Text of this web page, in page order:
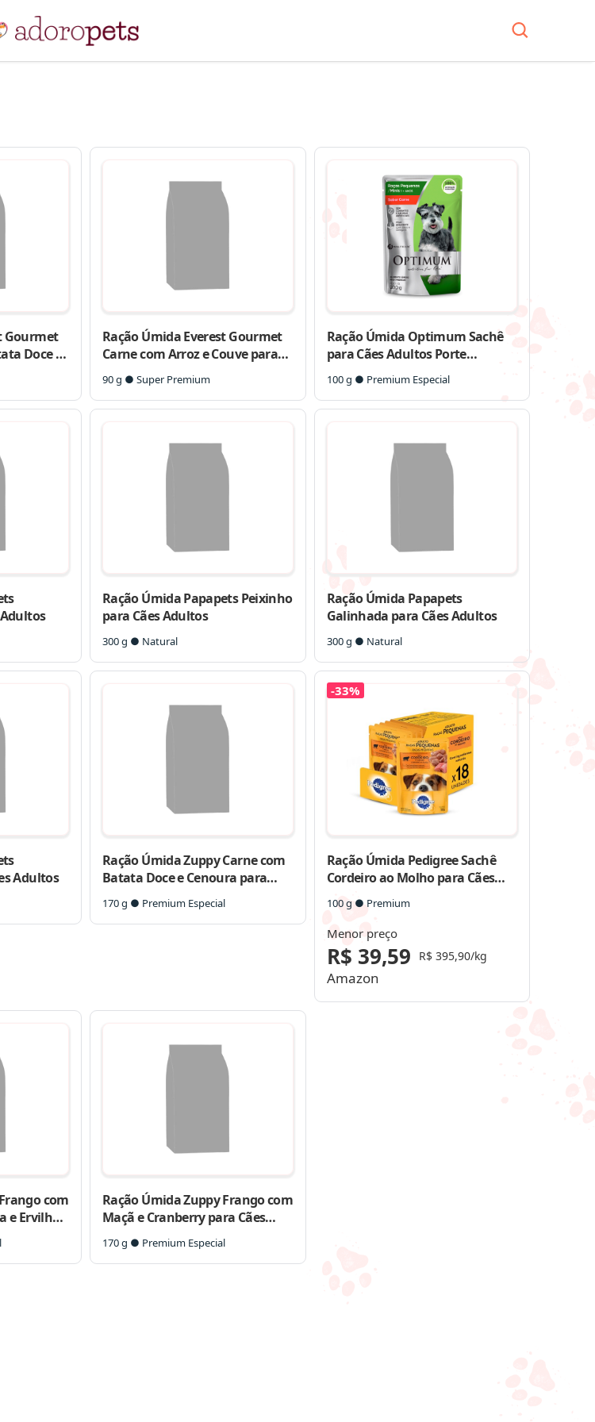
Gourmet
Doce e
Ração Úmida Everest Gourmet
Carne com Arroz e Couve para
Cães
90 g ● Super Premium
Ração Úmida Optimum Sachê
para Cães Adultos Porte
Pequeno e Minis Sabor Carne
100 g ● Premium Especial
Ração Úmida Papapets Peixinho
para Cães Adultos
300 g ● Natural
Ração Úmida Papapets
Galinhada para Cães Adultos
300 g ● Natural
Adultos
Ração Úmida Zuppy Carne com
Batata Doce e Cenoura para
Cães Adultos
170 g ● Premium Especial
Ração Úmida Pedigree Sachê
Cordeiro ao Molho para Cães
Adultos de Raças Pequenas
100 g ● Premium
Menor preço
R$ 39,59 R$ 395,90/kg
-33%
Amazon
com
e Ervilha
Ração Úmida Zuppy Frango com
Maçã e Cranberry para Cães
Adultos
170 g ● Premium Especial